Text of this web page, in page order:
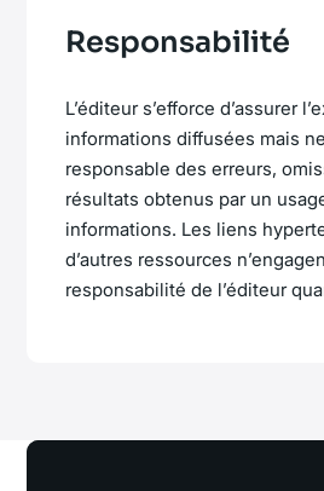
Responsabilité
L’éditeur s’efforce d’assurer
informations diffusées mais
responsable des erreurs,
résultats obtenus par un
informations. Les liens
d’autres ressources
responsabilité de l’éditeur